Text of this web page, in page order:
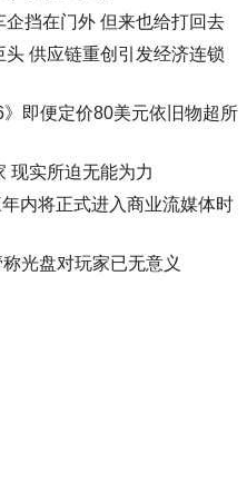
挡在门外 但来也给打回去
供应链重创引发经济连锁
即便定价80美元依旧物超所
现实所迫无能为力
内将正式进入商业流媒体时
光盘对玩家已无意义